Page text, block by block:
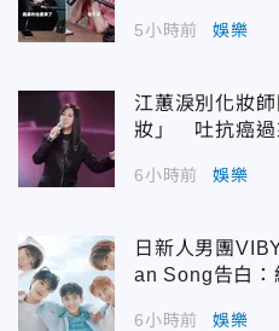
5小時前 娛樂
江蕙淚別化妝
妝」 吐抗癌過
6小時前 娛樂
日新人男團
an Song告白：
6小時前 娛樂